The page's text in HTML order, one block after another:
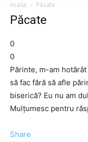
Acasă
Păcate
Păcate
0
0
Părinte, m-am
să fac fără să afle
biserică? Eu nu am
Mulţumesc pentru
Share